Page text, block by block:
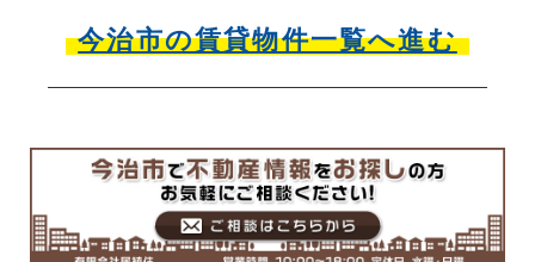
今治市の賃貸物件一覧へ進む